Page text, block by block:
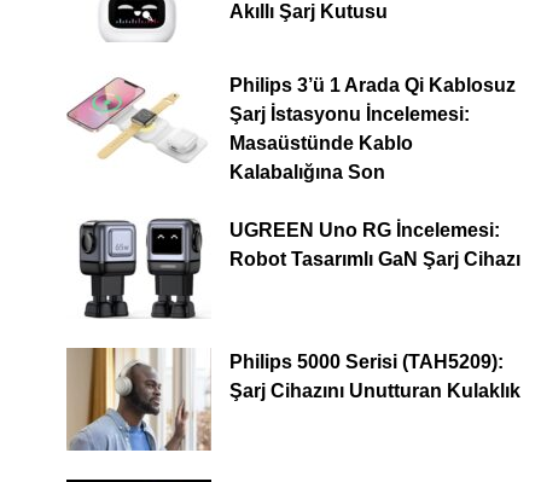
Akıllı Şarj Kutusu
Philips 3’ü 1 Arada Qi Kablosuz
Şarj İstasyonu İncelemesi:
Masaüstünde Kablo
Kalabalığına Son
UGREEN Uno RG İncelemesi:
Robot Tasarımlı GaN Şarj Cihazı
Philips 5000 Serisi (TAH5209):
Şarj Cihazını Unutturan Kulaklık